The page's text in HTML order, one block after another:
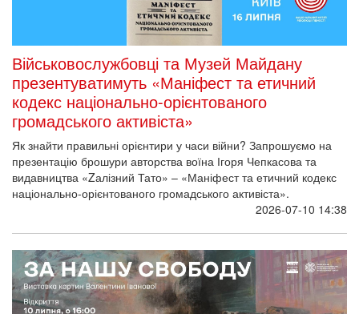
Військовослужбовці та Музей Майдану
презентуватимуть «Маніфест та етичний
кодекс національно-орієнтованого
громадського активіста»
Як знайти правильні орієнтири у часи війни? Запрошуємо на
презентацію брошури авторства воїна Ігоря Чепкасова та
видавництва «Zалізний Тато» – «Маніфест та етичний кодекс
національно-орієнтованого громадського активіста».
2026-07-10 14:38